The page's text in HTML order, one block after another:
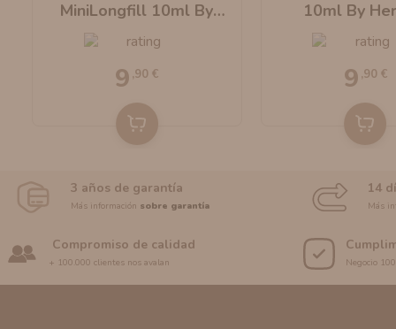
MiniLongfill 10ml By
9 ,90 €
10ml By
9 ,90 €
3 años de garantía
Más información sobre garantía
14
Más
Compromiso de calidad
+ 100.000 clientes nos avalan Negocio